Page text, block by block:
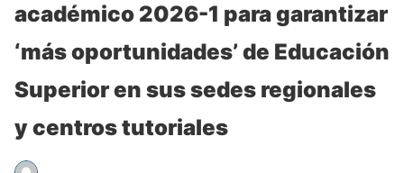
académico 2026-1 para garantizar
‘más oportunidades’ de Educación
Superior en sus sedes regionales
y centros tutoriales